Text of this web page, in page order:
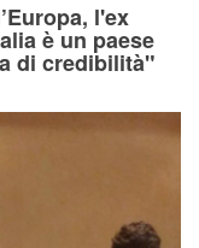
l'ex
è un paese
di credibilità"